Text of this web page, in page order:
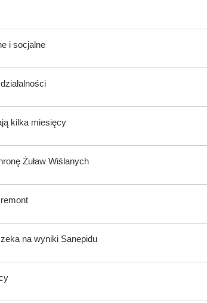
i socjalne
kilka miesięcy
Żuław Wiślanych
na wyniki Sanepidu